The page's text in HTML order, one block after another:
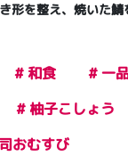
形を整え、焼いた鯖
# 和食 # 一
# 柚子こしょう
おむすび